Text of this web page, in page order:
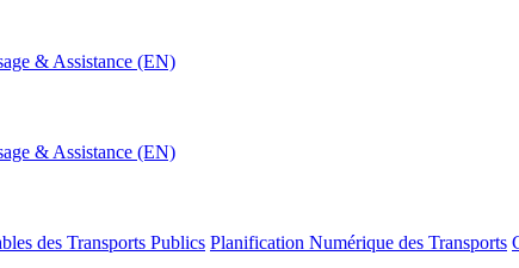
& Assistance (EN)
& Assistance (EN)
des Transports Publics Planification Numérique des Transports